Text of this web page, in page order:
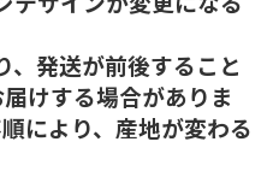
、発送が前後すること
けする場合がありま
により、産地が変わる